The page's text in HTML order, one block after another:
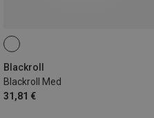
Blackroll
Blackroll Med
31,81 €